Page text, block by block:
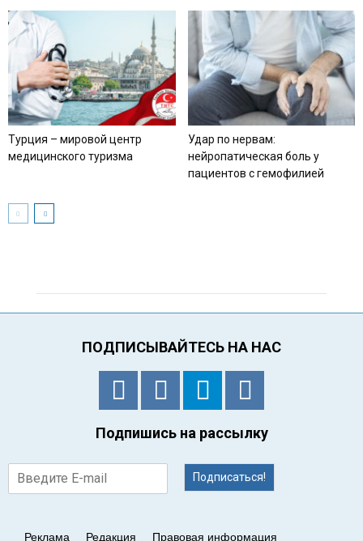
Турция – мировой центр
медицинского туризма
Удар по нервам:
нейропатическая боль у
пациентов с гемофилией
ПОДПИСЫВАЙТЕСЬ НА НАС
Подпишись на рассылку
Подписаться!
Реклама Редакция Правовая информация